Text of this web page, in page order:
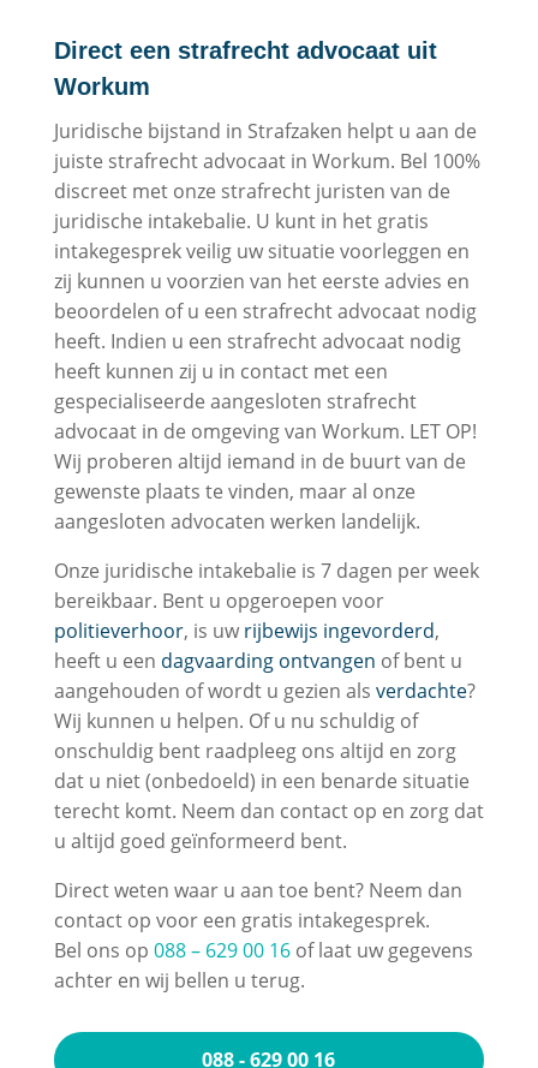
Direct een strafrecht advocaat uit
Workum
Juridische bijstand in Strafzaken helpt u aan de
juiste strafrecht advocaat in Workum. Bel 100%
discreet met onze strafrecht juristen van de
juridische intakebalie. U kunt in het gratis
intakegesprek veilig uw situatie voorleggen en
zij kunnen u voorzien van het eerste advies en
beoordelen of u een strafrecht advocaat nodig
heeft. Indien u een strafrecht advocaat nodig
heeft kunnen zij u in contact met een
gespecialiseerde aangesloten strafrecht
advocaat in de omgeving van Workum. LET OP!
Wij proberen altijd iemand in de buurt van de
gewenste plaats te vinden, maar al onze
aangesloten advocaten werken landelijk.
Onze juridische intakebalie is 7 dagen per week
bereikbaar. Bent u opgeroepen voor
politieverhoor, is uw rijbewijs ingevorderd,
heeft u een dagvaarding ontvangen of bent u
aangehouden of wordt u gezien als verdachte?
Wij kunnen u helpen. Of u nu schuldig of
onschuldig bent raadpleeg ons altijd en zorg
dat u niet (onbedoeld) in een benarde situatie
terecht komt. Neem dan contact op en zorg dat
u altijd goed geïnformeerd bent.
Direct weten waar u aan toe bent? Neem dan
contact op voor een gratis intakegesprek.
Bel ons op 088 – 629 00 16of laat uw gegevens
achter en wij bellen u terug.
088 - 629 00 16